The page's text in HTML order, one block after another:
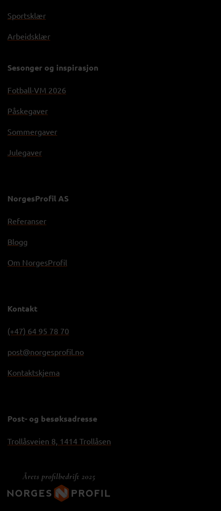
Sportsklær
Arbeidsklær
Sesonger og inspirasjon
Fotball-VM 2026
Påskegaver
Sommergaver
Julegaver
NorgesProfil AS
Referanser
Blogg
Om NorgesProfil
Kontakt
(+47) 64 95 78 70
post@norgesprofil.no
Kontaktskjema
Post- og besøksadresse
Trollåsveien 8, 1414 Trollåsen